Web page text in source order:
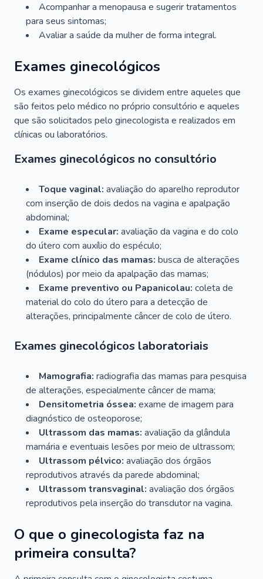
Acompanhar a menopausa e sugerir tratamentos
para seus sintomas;
Avaliar a saúde da mulher de forma integral.
Exames ginecológicos
Os exames ginecológicos se dividem entre aqueles que
são feitos pelo médico no próprio consultório e aqueles
que são solicitados pelo ginecologista e realizados em
clínicas ou laboratórios.
Exames ginecológicos no consultório
Toque vaginal: avaliação do aparelho reprodutor
com inserção de dois dedos na vagina e apalpação
abdominal;
Exame especular: avaliação da vagina e do colo
do útero com auxílio do espéculo;
Exame clínico das mamas: busca de alterações
(nódulos) por meio da apalpação das mamas;
Exame preventivo ou Papanicolau: coleta de
material do colo do útero para a detecção de
alterações, principalmente câncer de colo de útero.
Exames ginecológicos laboratoriais
Mamografia: radiografia das mamas para pesquisa
de alterações, especialmente câncer de mama;
Densitometria óssea: exame de imagem para
diagnóstico de osteoporose;
Ultrassom das mamas: avaliação da glândula
mamária e eventuais lesões por meio de ultrassom;
Ultrassom pélvico: avaliação dos órgãos
reprodutivos através da parede abdominal;
Ultrassom transvaginal: avaliação dos órgãos
reprodutivos pela inserção do transdutor na vagina.
O que o ginecologista faz na
primeira consulta?